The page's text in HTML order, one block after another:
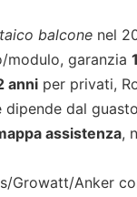
balcone nel
modulo, garanzia
anni per privati,
dipende dal
assistenza,
Growatt/Anker